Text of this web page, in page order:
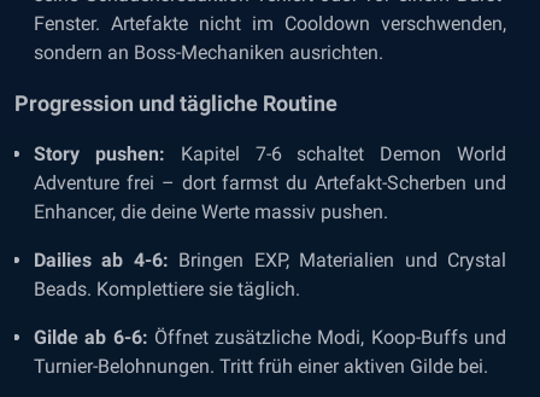
Fenster. Artefakte nicht im Cooldown verschwenden,
sondern an Boss-Mechaniken ausrichten.
Progression und tägliche Routine
Story pushen: Kapitel 7-6 schaltet Demon World
Adventure frei – dort farmst du Artefakt-Scherben und
Enhancer, die deine Werte massiv pushen.
Dailies ab 4-6: Bringen EXP, Materialien und Crystal
Beads. Komplettiere sie täglich.
Gilde ab 6-6: Öffnet zusätzliche Modi, Koop-Buffs und
Turnier-Belohnungen. Tritt früh einer aktiven Gilde bei.